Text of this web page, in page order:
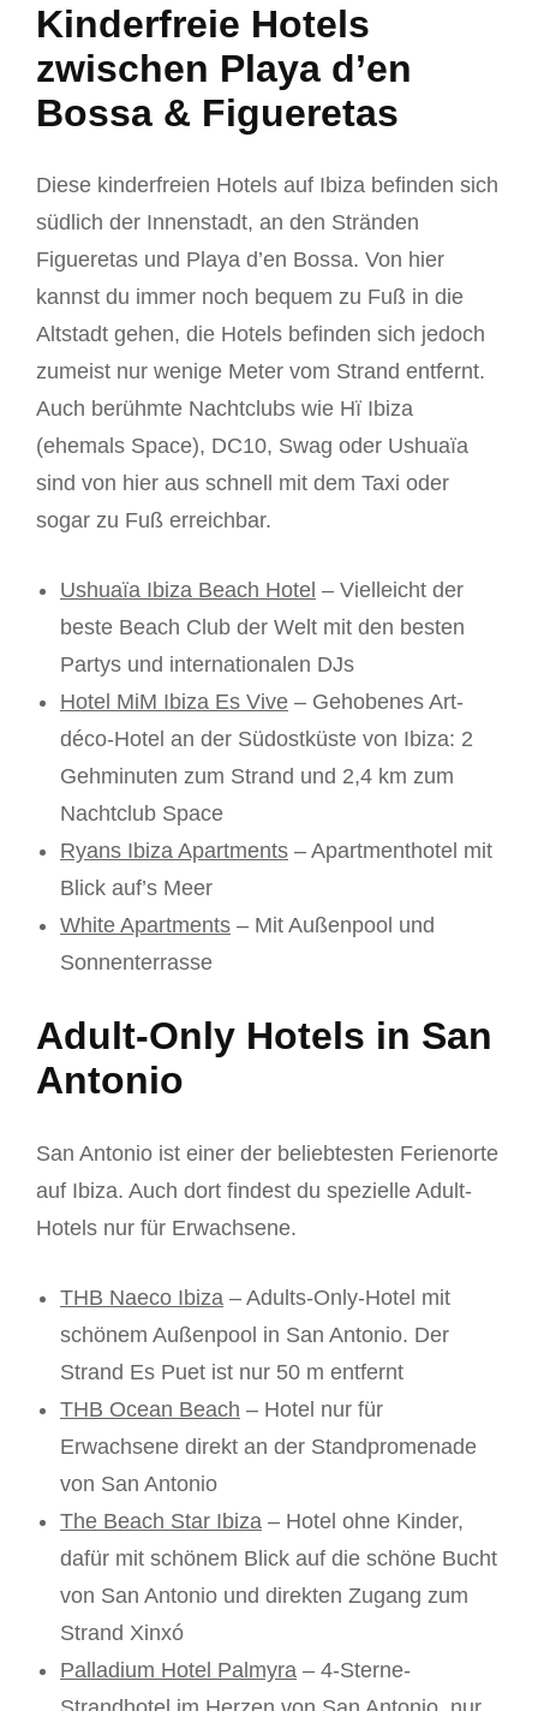
Kinderfreie Hotels
zwischen Playa d’en
Bossa & Figueretas
Diese kinderfreien Hotels auf Ibiza befinden sich
südlich der Innenstadt, an den Stränden
Figueretas und Playa d’en Bossa. Von hier
kannst du immer noch bequem zu Fuß in die
Altstadt gehen, die Hotels befinden sich jedoch
zumeist nur wenige Meter vom Strand entfernt.
Auch berühmte Nachtclubs wie Hï Ibiza
(ehemals Space), DC10, Swag oder Ushuaïa
sind von hier aus schnell mit dem Taxi oder
sogar zu Fuß erreichbar.
Ushuaïa Ibiza Beach Hotel – Vielleicht der
beste Beach Club der Welt mit den besten
Partys und internationalen DJs
Hotel MiM Ibiza Es Vive – Gehobenes Art-
déco-Hotel an der Südostküste von Ibiza: 2
Gehminuten zum Strand und 2,4 km zum
Nachtclub Space
Ryans Ibiza Apartments – Apartmenthotel mit
Blick auf’s Meer
White Apartments – Mit Außenpool und
Sonnenterrasse
Adult-Only Hotels in San
Antonio
San Antonio ist einer der beliebtesten Ferienorte
auf Ibiza. Auch dort findest du spezielle Adult-
Hotels nur für Erwachsene.
THB Naeco Ibiza – Adults-Only-Hotel mit
schönem Außenpool in San Antonio. Der
Strand Es Puet ist nur 50 m entfernt
THB Ocean Beach – Hotel nur für
Erwachsene direkt an der Standpromenade
von San Antonio
The Beach Star Ibiza – Hotel ohne Kinder,
dafür mit schönem Blick auf die schöne Bucht
von San Antonio und direkten Zugang zum
Strand Xinxó
Palladium Hotel Palmyra – 4-Sterne-